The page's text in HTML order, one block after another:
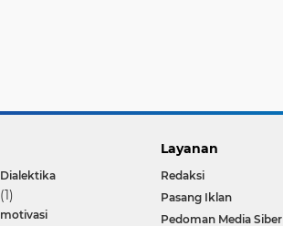
Dialektika
(1)
motivasi
Layanan
Redaksi
Pasang Iklan
Pedoman Media Siber